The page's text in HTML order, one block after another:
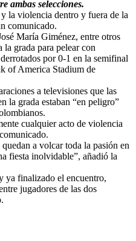
ambas selecciones.
la violencia dentro y fuera de la
comunicado.
María Giménez, entre otros
la grada para pelear con
por 0-1 en la semifinal
of America Stadium de
a televisiones que las
la grada estaban “en peligro”
cualquier acto de violencia
a volcar toda la pasión en
fiesta inolvidable”, añadió la
ya finalizado el encuentro,
jugadores de las dos